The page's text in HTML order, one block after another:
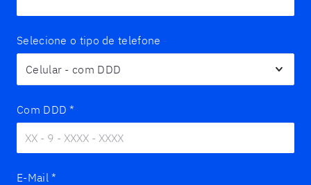
Selecione o tipo de telefone
Com DDD *
E-Mail *